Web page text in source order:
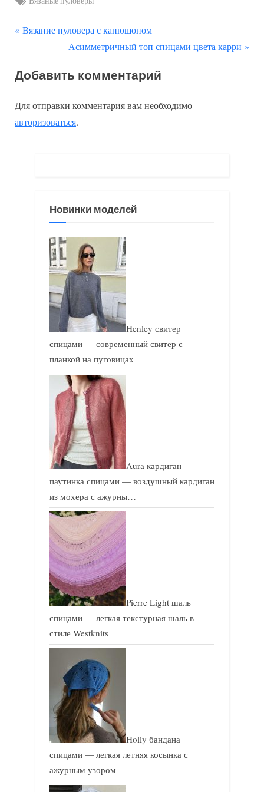
Навигация
записям
П
д
д
у
Вязание пуловера с капюшоном
С
е
у
ю
а
ь
:
Асимметричный топ спицами цвета карри
Добавить комментарий
Для отправки комментария вам необходимо
авторизоваться.
Новинки моделей
Henley свитер
спицами — современный свитер с
планкой на пуговицах
Aura кардиган
паутинка спицами — воздушный кардиган
из мохера с ажурны…
Pierre Light шаль
спицами — легкая текстурная шаль в
стиле Westknits
Holly бандана
спицами — легкая летняя косынка с
ажурным узором